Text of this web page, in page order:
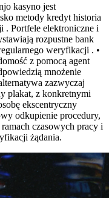
kasyno jest
metody kredyt historia
. Portfele elektroniczne i
rozpustne bank
weryfikacji . •
z pomocą agent
mnożenie
zazwyczaj
plakat, z konkretnymi
ekscentryczny
odkupienie procedury,
czasowych pracy i
żądania.